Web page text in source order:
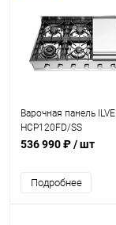
Варочная панель ILVE
HCP120FD/SS
536 990 ₽/ шт
Подробнее